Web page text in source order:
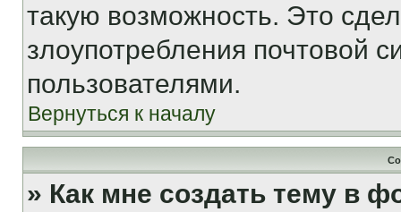
такую возможность. Это
злоупотребления почтовой
пользователями.
Вернуться к началу
» Как мне создать тему в